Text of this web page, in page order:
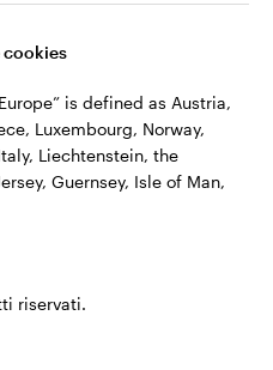
cookies
is defined as Austria,
Luxembourg, Norway,
Liechtenstein, the
Guernsey, Isle of Man,
riservati.